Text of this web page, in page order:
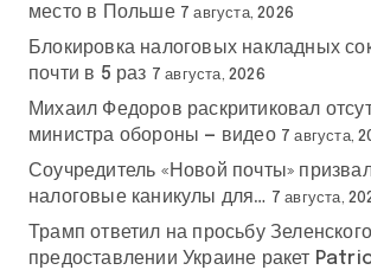
место в Польше 7 августа, 2026
Блокировка налоговых накладных
почти в 5 раз 7 августа, 2026
Михаил Федоров раскритиковал
министра обороны — видео 7 августа,
Соучредитель «Новой почты»
налоговые каникулы для… 7 августа,
Трамп ответил на просьбу
предоставлении Украине ракет